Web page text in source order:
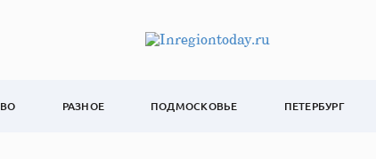
РАЗНОЕ ПОДМОСКОВЬЕ ПЕТЕРБУРГ